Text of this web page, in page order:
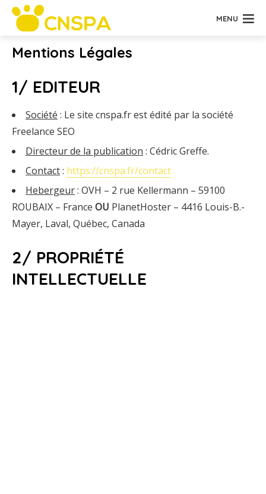
MENU
Mentions Légales
1/ EDITEUR
Société : Le site cnspa.fr est édité par la société
Freelance SEO
Directeur de la publication : Cédric Greffe.
Contact: https://cnspa.fr/contact
Hebergeur: OVH – 2 rue Kellermann – 59100
ROUBAIX – France OU PlanetHoster – 4416 Louis-B.-
Mayer, Laval, Québec, Canada
2/ PROPRIÉTÉ
INTELLECTUELLE